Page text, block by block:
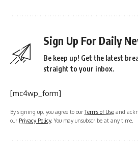
Sign Up For Daily
Be keep up! Get the latest
straight to your inbox.
[mc4wp_form]
By signing up, you agree to ourTerms of Use and
our Privacy Policy. You may unsubscribe at any time.